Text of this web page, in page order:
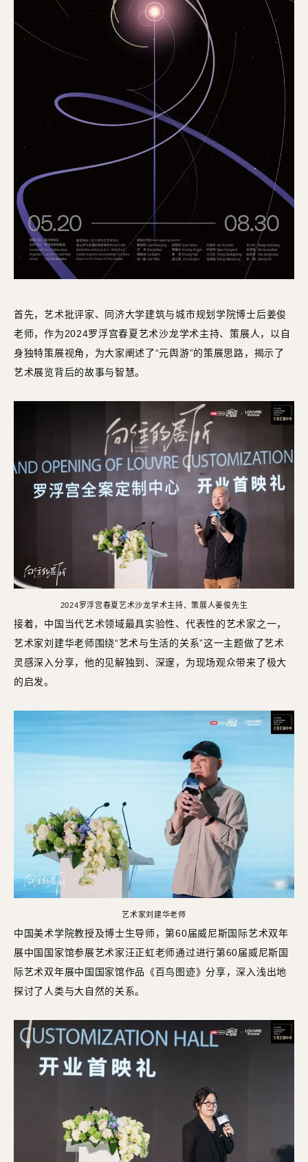
首先，艺术批评家、同济大学建筑与城市规划学院博士后姜俊
老师，作为2024罗浮宫春夏艺术沙龙学术主持、策展人，以自
身独特策展视角，为大家阐述了“元舆游”的策展思路，揭示了
艺术展览背后的故事与智慧。
2024罗浮宫春夏艺术沙龙学术主持、策展人姜俊先生
接着，中国当代艺术领域最具实验性、代表性的艺术家之一，
艺术家刘建华老师围绕“艺术与生活的关系”这一主题做了艺术
灵感深入分享，他的见解独到、深邃，为现场观众带来了极大
的启发。
艺术家刘建华老师
中国美术学院教授及博士生导师，第60届威尼斯国际艺术双年
展中国国家馆参展艺术家汪正虹老师通过进行第60届威尼斯国
际艺术双年展中国国家馆作品《百鸟图迹》分享，深入浅出地
探讨了人类与大自然的关系。